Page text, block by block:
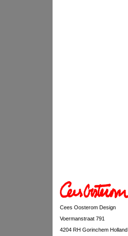
Cees Oosterom Design
Voermanstraat 791
4204 RH Gorinchem Holland